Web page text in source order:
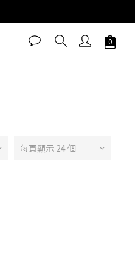
每頁顯示 24 個